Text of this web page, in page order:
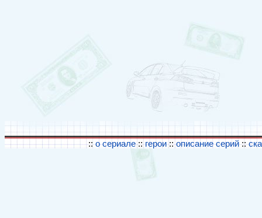
:: о сериале:: герои::описание серий::